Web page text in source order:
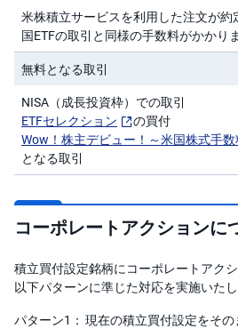
C
o
米株積立サービスを利用した注文が
国ETFの取引と同様の手数料がかかりま
無料となる取引
NISA（成長投資枠）での取引
ETFセレクション
の買付
Wow！株主デビュー！～米国株式手
となる取引
コーポレートアクションに
積立買付設定銘柄にコーポレートアク
以下パターンに準じた対応を実施いたし
パターン1： 現在の積立買付設定をその